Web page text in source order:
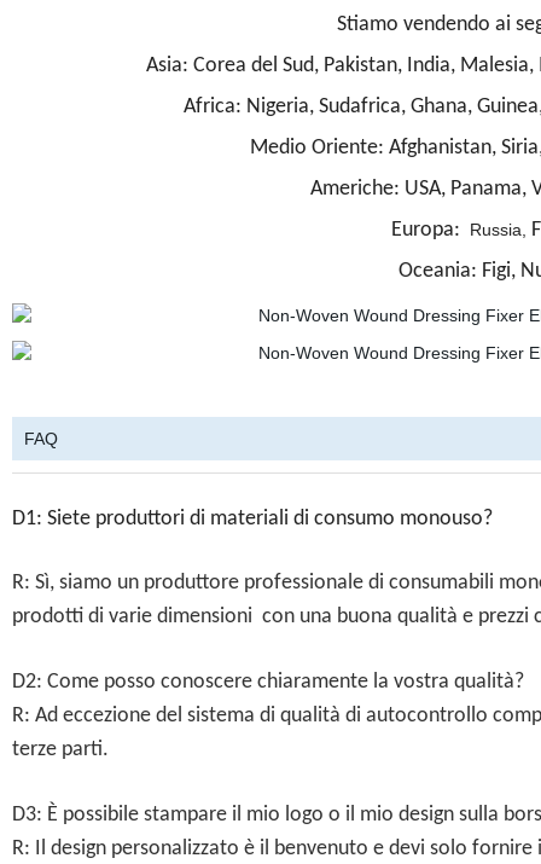
Stiamo vendendo ai
Asia: Corea del Sud, Pakistan, India,
Africa: Nigeria, Sudafrica, Ghana,
Medio Oriente: Afghanistan,
Americhe: USA, Panama,
Europa:
Russia,
Oceania: Figi,
FAQ
D1: Siete produttori di materiali di consumo monouso?
R: Sì, siamo un produttore professionale di consumabili
prodotti di varie dimensioni con una buona qualità e
D2: Come posso conoscere chiaramente la vostra qualità?
R: Ad eccezione del sistema di qualità di autocontrollo
terze parti.
D3: È possibile stampare il mio logo o il mio design sulla
R: Il design personalizzato è il benvenuto e devi solo